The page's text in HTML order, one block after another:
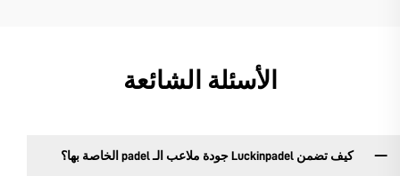
الأسئلة الشائعة
كيف تضمن Luckinpadel جودة ملاعب الـ padel الخاصة بها؟